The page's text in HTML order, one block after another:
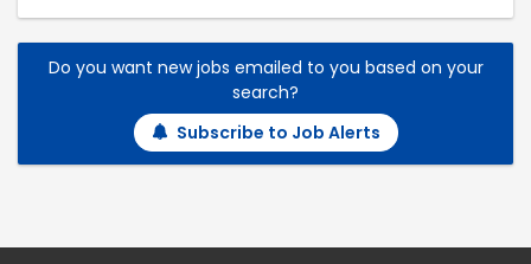
Do you want new jobs emailed to you based on your
search?
Subscribe to Job Alerts